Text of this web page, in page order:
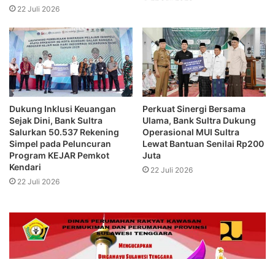
22 Juli 2026
Dukung Inklusi Keuangan
Sejak Dini, Bank Sultra
Salurkan 50.537 Rekening
Simpel pada Peluncuran
Program KEJAR Pemkot
Kendari
22 Juli 2026
Perkuat Sinergi Bersama
Ulama, Bank Sultra Dukung
Operasional MUI Sultra
Lewat Bantuan Senilai Rp200
Juta
22 Juli 2026